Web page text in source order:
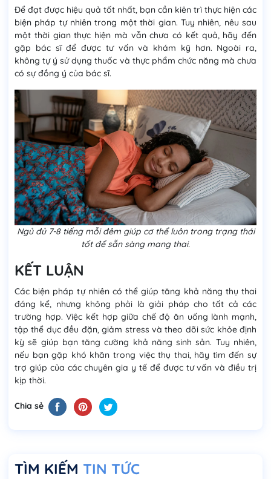
Để đạt được hiệu quả tốt nhất, bạn cần kiên trì thực hiện các
biện pháp tự nhiên trong một thời gian. Tuy nhiên, nêu sau
một thời gian thực hiện mà vẫn chưa có kết quả, hãy đến
gặp bác sĩ để được tư vấn và khám kỹ hơn. Ngoài ra,
không tự ý sử dụng thuốc và thực phẩm chức năng mà chưa
có sự đồng ý của bác sĩ.
Ngủ đủ 7-8 tiếng mỗi đêm giúp cơ thể luôn trong trạng thái
tốt để sẵn sàng mang thai.
KẾT LUẬN
Các biện pháp tự nhiên có thể giúp tăng khả năng thụ thai
đáng kể, nhưng không phải là giải pháp cho tất cả các
trường hợp. Việc kết hợp giữa chế độ ăn uống lành mạnh,
tập thể dục đều đặn, giảm stress và theo dõi sức khỏe định
kỳ sẽ giúp bạn tăng cường khả năng sinh sản. Tuy nhiên,
nếu bạn gặp khó khăn trong việc thụ thai, hãy tìm đến sự
trợ giúp của các chuyên gia y tế để được tư vấn và điều trị
kịp thời.
Chia sẻ
TÌM KIẾM TIN TỨC